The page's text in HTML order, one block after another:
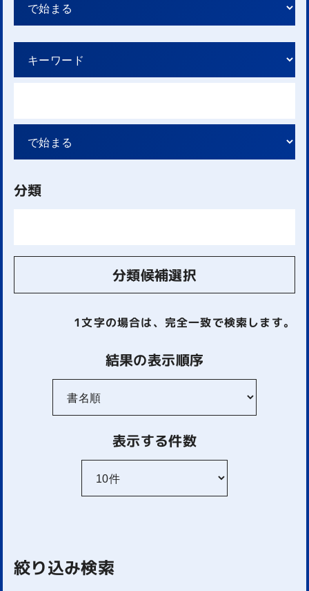
分類
分類候補選択
1文字の場合は、完全一致で検索します。
結果の表示順序
表示する件数
絞り込み検索